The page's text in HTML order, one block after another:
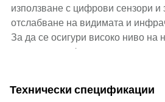
използване с цифрови сензори
отслабване на видимата и
За да се осигури високо ниво на
видимия и инфрачервения
Soft-Edge Graduated IRND Filter,
Технически спецификации